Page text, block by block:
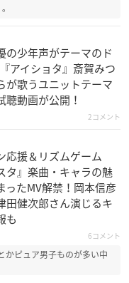
の少年声がテーマのド
アイショタ』斎賀みつ
が歌うユニットテーマ
聴動画が公開！
2コメント
応援＆リズムゲーム
タ』楽曲・キャラの魅
ったMV解禁！岡本信彦
田健次郎さん演じるキ
も
6コメント
かピュア男子ものが多い中